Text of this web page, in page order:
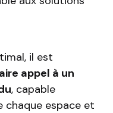
il est
appel à un
, capable
chaque espace et